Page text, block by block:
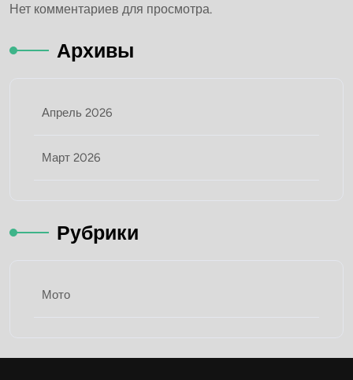
Нет комментариев для просмотра.
Архивы
Апрель 2026
Март 2026
Рубрики
Мото